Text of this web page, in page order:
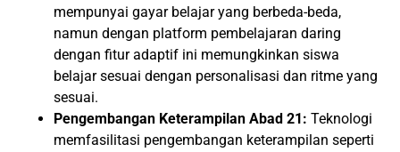
mempunyai gayar belajar yang berbeda-beda,
namun dengan platform pembelajaran daring
dengan fitur adaptif ini memungkinkan siswa
belajar sesuai dengan personalisasi dan ritme yang
sesuai.
Pengembangan Keterampilan Abad 21: Teknologi
memfasilitasi pengembangan keterampilan seperti